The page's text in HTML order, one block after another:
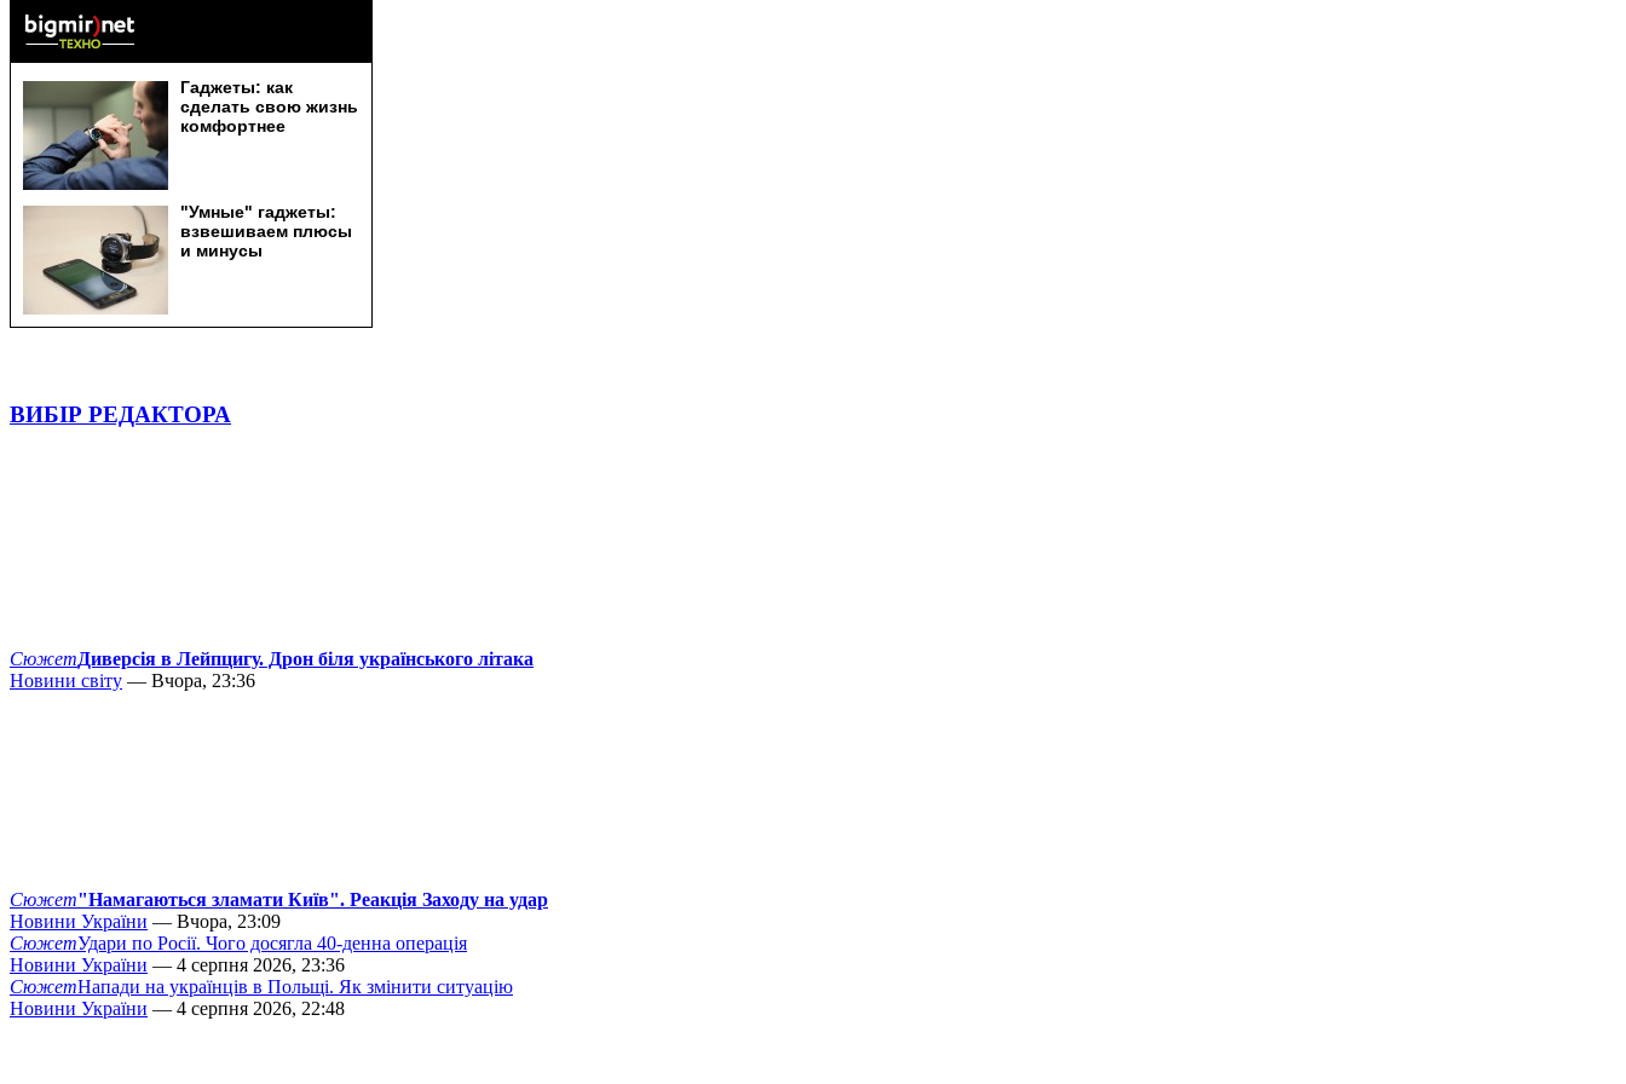
ВИБІР РЕДАКТОРА
СюжетДиверсія в Лейпцигу. Дрон біля українського літака
Новини світу — Вчора, 23:36
Сюжет"Намагаються зламати Київ". Реакція Заходу на удар
Новини України — Вчора, 23:09
СюжетУдари по Росії. Чого досягла 40-денна операція
Новини України — 4 серпня 2026, 23:36
СюжетНапади на українців в Польщі. Як змінити ситуацію
Новини України — 4 серпня 2026, 22:48